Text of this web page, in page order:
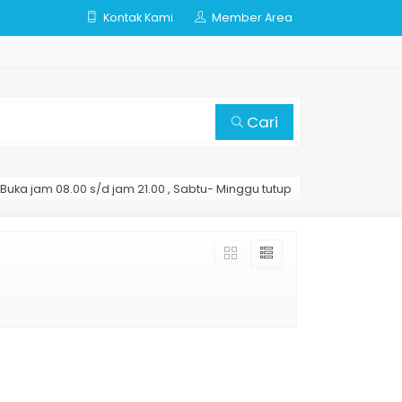
Kontak Kami Member Area
Cari
Buka jam 08.00 s/d jam 21.00 , Sabtu- Minggu tutup